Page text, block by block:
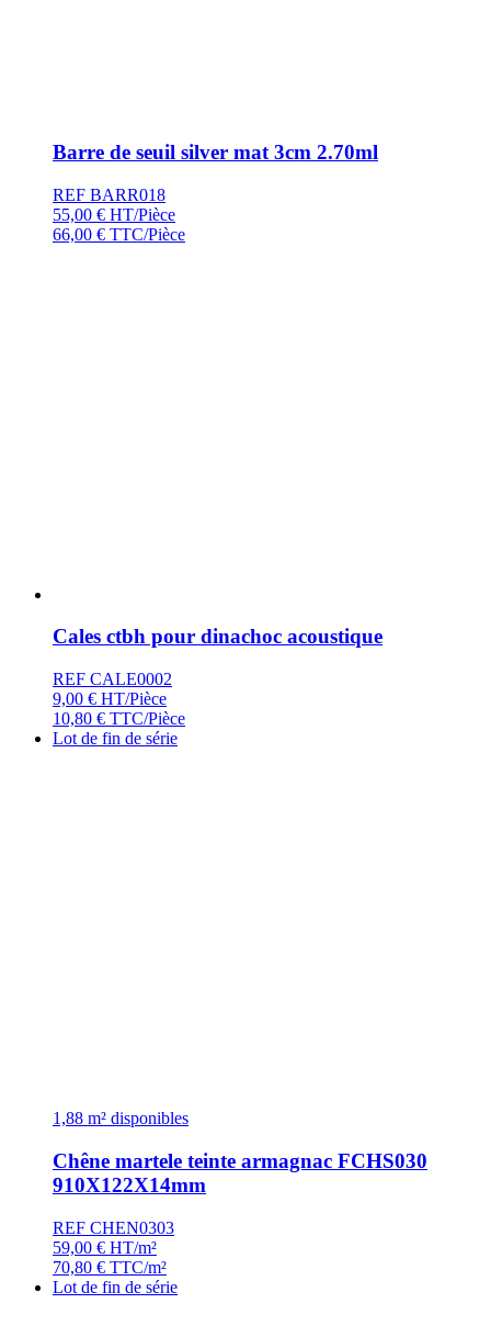
Barre de seuil silver mat 3cm 2.70ml
REF BARR018
55,00 € HT/Pièce
66,00 € TTC/Pièce
Cales ctbh pour dinachoc acoustique
REF CALE0002
9,00 € HT/Pièce
10,80 € TTC/Pièce
Lot de fin de série
1,88 m² disponibles
Chêne martele teinte armagnac FCHS030
910X122X14mm
REF CHEN0303
59,00 € HT/m²
70,80 € TTC/m²
Lot de fin de série